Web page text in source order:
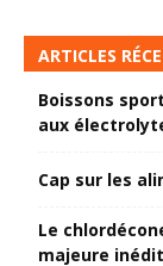
ARTICLES
Boissons
aux
Cap sur les
Le
majeure